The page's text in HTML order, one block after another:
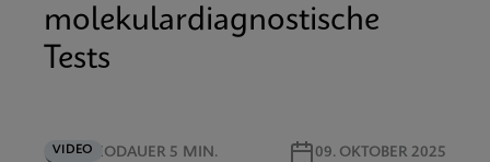
molekulardiagnostische
Tests
VIDEOVIDEODAUER 5 MIN. 09. OKTOBER 2025